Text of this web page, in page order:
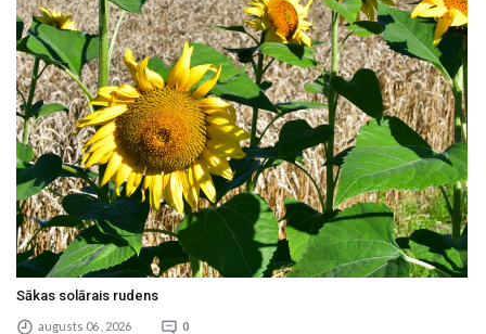
Sākas solārais rudens
augusts 06 , 2026 0